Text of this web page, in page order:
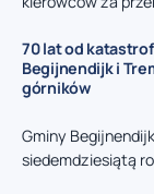
70 lat od
Begijnendijk i
górników
Gminy
siedemdziesiątą